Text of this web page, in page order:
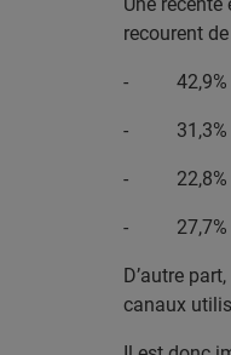
recourent
- 42,9%
- 31,3%
- 22,8%
- 27,7%
D’autre
canaux